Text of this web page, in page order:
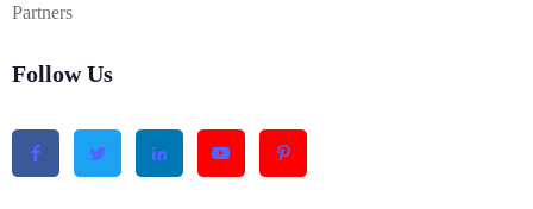
Partners
Follow Us